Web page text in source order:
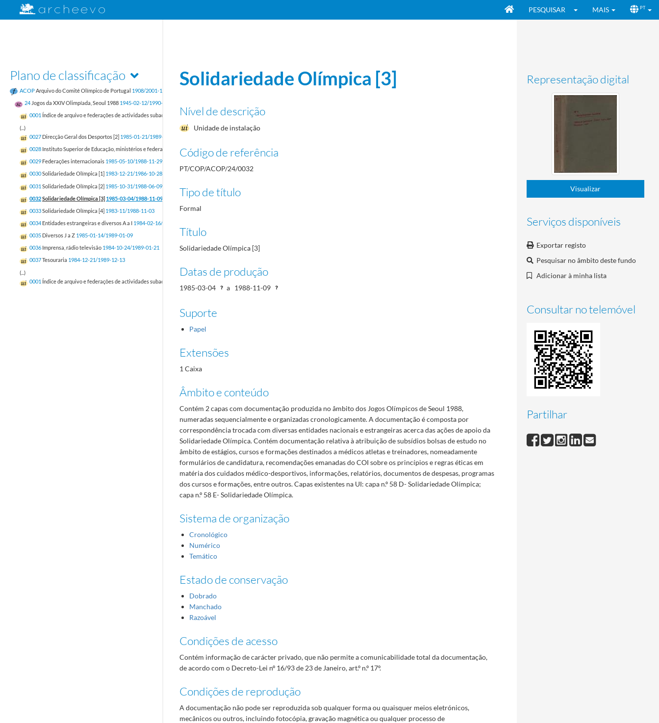
PESQUISAR MAIS PT
Plano de classificação
ACOPArquivo do Comité Olímpico de Portugal 1908/2001-12-31
24 Jogos da XXIV Olimpíada, Seoul 1988 1945-02-12/1990-03-27
0001 Índice de arquivo e federações de actividades subaquáticas, andebol, atletismo, badminton, basquetebol e boxe
(...)
0027 Direcção Geral dos Desportos [2] 1985-01-21/1989-02-09
0028 Instituto Superior de Educação, ministérios e federações internacionais
1985-06-28/1988-12-26
0029 Federações internacionais 1985-05-10/1988-11-29
0030Solidariedade Olímpica [1] 1983-12-21/1986-10-28
0031 Solidariedade Olímpica [2] 1985-10-31/1988-06-09
0032Solidariedade Olímpica [3] 1985-03-04/1988-11-09
0033Solidariedade Olímpica [4] 1983-11/1988-11-03
0034 Entidades estrangeiras e diversos A a I 1984-02-16/1989-01-06
0035 Diversos J a Z 1985-01-14/1989-01-09
0036 Imprensa, rádio televisão 1984-10-24/1989-01-21
0037Tesouraria 1984-12-21/1989-12-13
(...)
0001 Índice de arquivo e federações de actividades subaquáticas, andebol, atletismo, badminton, basquetebol e boxe
Representação digital
Visualizar
Serviços disponíveis
Exportar registo
Pesquisar no âmbito deste fundo
Adicionar à minha lista
Consultar no telemóvel
Partilhar
Solidariedade Olímpica [3]
Nível de descrição
Unidade de instalação
Código de referência
PT/COP/ACOP/24/0032
Tipo de título
Formal
Título
Solidariedade Olímpica [3]
Datas de produção
1985-03-04 a 1988-11-09
Suporte
Papel
Extensões
1 Caixa
Âmbito e conteúdo
Contém 2 capas com documentação produzida no âmbito dos Jogos Olímpicos de Seoul 1988,
numeradas sequencialmente e organizadas cronologicamente. A documentação é composta por
correspondência trocada com diversas entidades nacionais e estrangeiras acerca das ações de apoio da
Solidariedade Olímpica. Contém documentação relativa à atribuição de subsídios bolsas de estudo no
âmbito de estágios, cursos e formações destinados a médicos atletas e treinadores, nomeadamente
formulários de candidatura, recomendações emanadas do COI sobre os princípios e regras éticas em
matéria dos cuidados médico-desportivos, informações, relatórios, documentos de despesas, programas
dos cursos e formações, entre outros. Capas existentes na UI: capa n.º 58 D- Solidariedade Olímpica;
capa n.º 58 E- Solidariedade Olímpica.
Sistema de organização
Cronológico
Numérico
Temático
Estado de conservação
Dobrado
Manchado
Razoável
Condições de acesso
Contém informação de carácter privado, que não permite a comunicabilidade total da documentação,
de acordo com o Decreto-Lei nº 16/93 de 23 de Janeiro, art.º n.º 17º.
Condições de reprodução
A documentação não pode ser reproduzida sob qualquer forma ou quaisquer meios eletrónicos,
mecânicos ou outros, incluindo fotocópia, gravação magnética ou qualquer processo de